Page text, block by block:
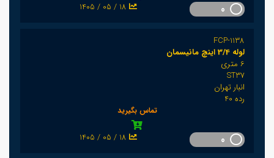
1405 / 05 / 18
FCP-1138
لوله 3/4 اینچ مانیسمان
6 متری
ST37
انبار تهران
رده 40
تماس بگیرید
1405 / 05 / 18